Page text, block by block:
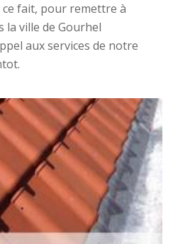
fait, pour remettre à
ville de Gourhel
aux services de notre